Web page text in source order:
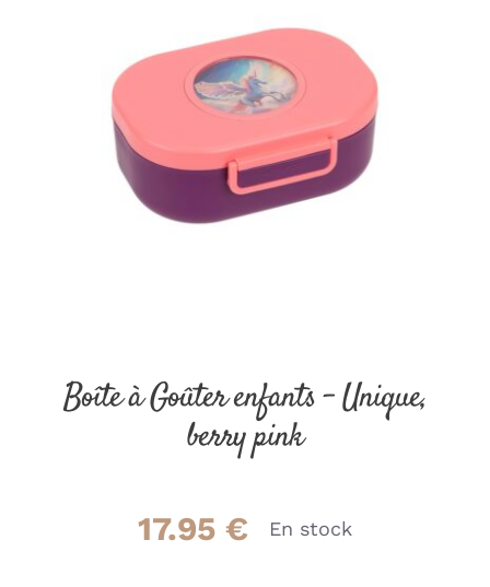
Boîte à Goûter enfants – Unique,
berry pink
17.95€ En stock